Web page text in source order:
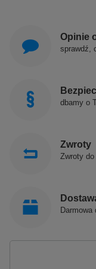
Opinie
sprawdź,
dbamy o
Zwroty
Zwroty do
Darmowa